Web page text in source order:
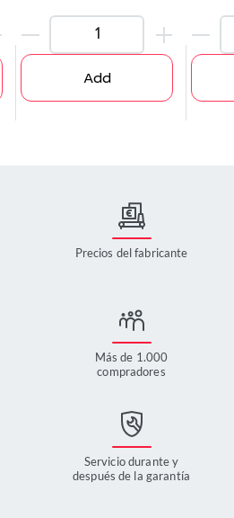
Add
Precios del fabricante
Más de 1.000
compradores
Servicio durante y
después de la garantía